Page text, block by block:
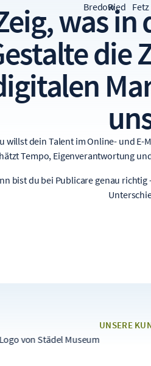
was in
die
willst dein Talent im Online- und E-
Tempo, Eigenverantwortung
bist du bei Publicare genau
UNSERE